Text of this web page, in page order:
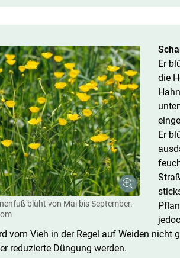
blüht von Mai bis September.
Er
die
Er
vom Vieh in der Regel auf Weiden nicht
reduzierte Düngung werden.